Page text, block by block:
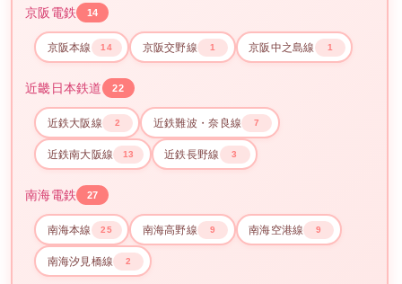
京阪電鉄 14
京阪本線 14 京阪交野線 1 京阪中之島線 1
近畿日本鉄道 22
近鉄大阪線 2 近鉄難波・奈良線 7
近鉄南大阪線 13 近鉄長野線 3
南海電鉄 27
南海本線 25 南海高野線 9 南海空港線 9
南海汐見橋線 2